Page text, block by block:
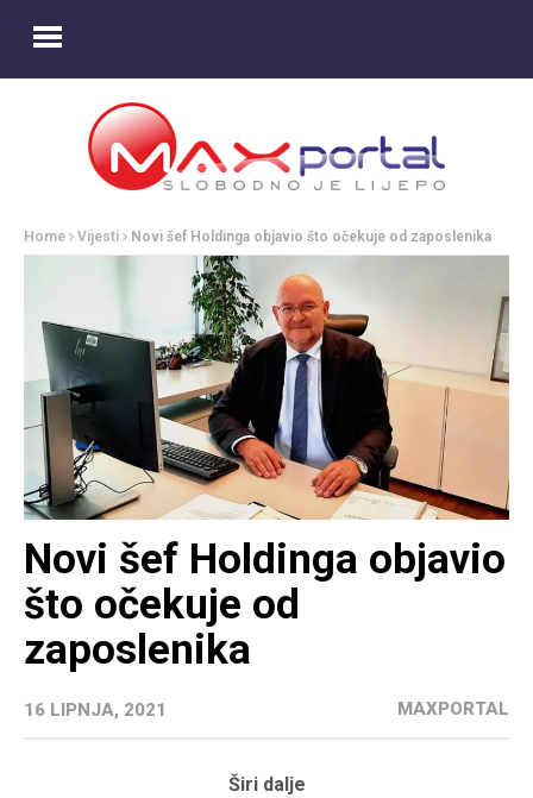
Home Vijesti Novi šef Holdinga objavio što očekuje od zaposlenika
Novi šef Holdinga objavio
što očekuje od
zaposlenika
16 LIPNJA, 2021 MAXPORTAL
Širi dalje